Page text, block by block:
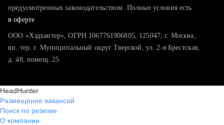
предусмотренных законодательством. Полные условия есть
в оферте
ООО «Хэдхантер», ОГРН 1067761906805, 125047, г. Москва,
вн. тер. г. Муниципальный округ Тверской, ул. 2-я Брестская,
д. 48, помещ. 25
HeadHunter
Размещение вакансий
Поиск по резюме
О компании